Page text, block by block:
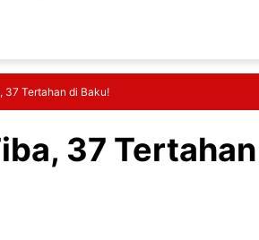
37 Tertahan di Baku!
37 Tertahan